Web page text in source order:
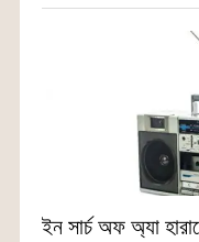
ইন সার্চ অফ অ্যা